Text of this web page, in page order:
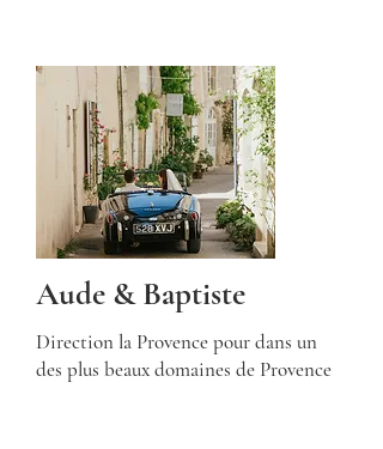
Aude & Baptiste
Direction la Provence pour dans un
des plus beaux domaines de Provence